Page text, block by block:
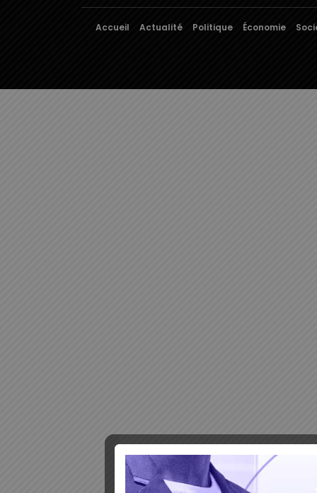
Accueil Actualité Politique Économie